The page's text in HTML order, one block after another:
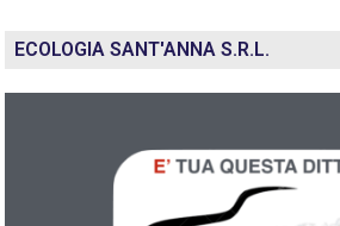
ECOLOGIA SANT'ANNA S.R.L.